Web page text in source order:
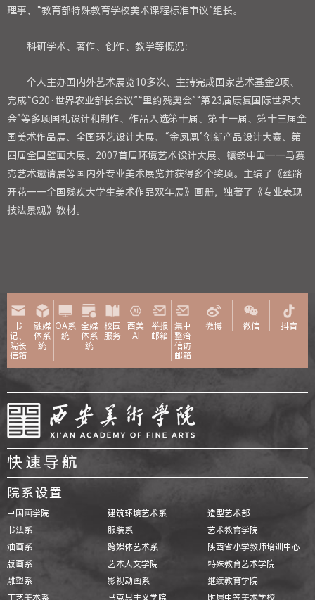
理事，“教育部特殊教育学校美术课程标准审议”组长。
科研学术、著作、创作、教学等概况：
个人主办国内外艺术展览10多次、主持完成国家艺术基金2项、
完成“G20·世界农业部长会议”“里约残奥会”“第23届康复国际世界大
会”等多项国礼设计和制作、作品入选第十届、第十一届、第十三届全
国美术作品展、全国环艺设计大展、“金凤凰”创新产品设计大赛、第
四届全国壁画大展、2007首届环境艺术设计大展、镶嵌中国——马赛
克艺术邀请展等国内外专业美术展览并获得多个奖项。主编了《丝路
开花——全国残疾大学生美术作品双年展》画册，独著了《专业表现
技法景观》教材。
书
记、
院长
信箱
融媒
体系
统
OA系
统
全媒
体系
统
校园
服务
西美
AI
举报
邮箱
集中
整治
信访
邮箱
微博 微信 抖音
快速导航
院系设置
中国画学院
书法系
油画系
版画系
雕塑系
工艺美术系
建筑环境艺术系
服装系
跨媒体艺术系
艺术人文学院
影视动画系
马克思主义学院
造型艺术部
艺术教育学院
陕西省小学教师培训中心
特殊教育艺术学院
继续教育学院
附属中等美术学校